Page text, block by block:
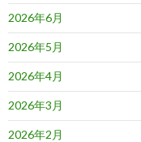
2026年6月
2026年5月
2026年4月
2026年3月
2026年2月